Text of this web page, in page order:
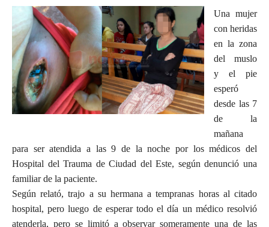
Una mujer
con heridas
en la zona
del muslo
y el pie
esperó
desde las 7
de la
mañana
para ser atendida a las 9 de la noche por los médicos del
Hospital del Trauma de Ciudad del Este, según denunció una
familiar de la paciente.
Según relató, trajo a su hermana a tempranas horas al citado
hospital, pero luego de esperar todo el día un médico resolvió
atenderla, pero se limitó a observar someramente una de las